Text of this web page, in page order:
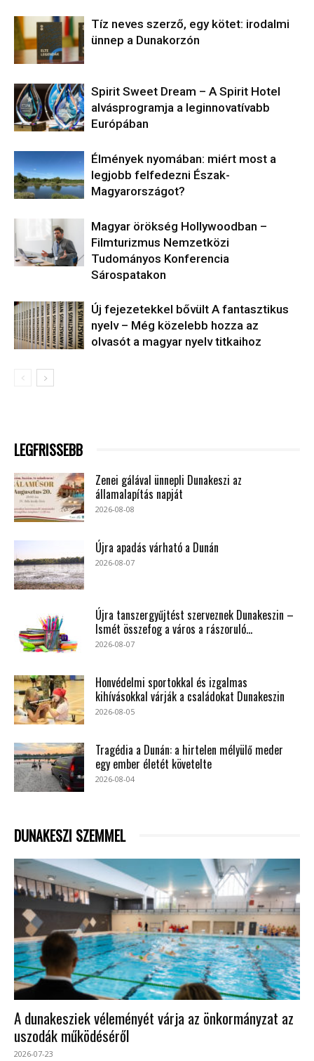
Tíz neves szerző, egy kötet: irodalmi
ünnep a Dunakorzón
​Spirit Sweet Dream – A Spirit Hotel
alvásprogramja a leginnovatívabb
Európában
Élmények nyomában: miért most a
legjobb felfedezni Észak-
Magyarországot?
Magyar örökség Hollywoodban –
Filmturizmus Nemzetközi
Tudományos Konferencia
Sárospatakon
Új fejezetekkel bővült A fantasztikus
nyelv – Még közelebb hozza az
olvasót a magyar nyelv titkaihoz
LEGFRISSEBB
Zenei gálával ünnepli Dunakeszi az
államalapítás napját
2026-08-08
Újra apadás várható a Dunán
2026-08-07
Újra tanszergyűjtést szerveznek Dunakeszin –
Ismét összefog a város a rászoruló...
2026-08-07
Honvédelmi sportokkal és izgalmas
kihívásokkal várják a családokat Dunakeszin
2026-08-05
Tragédia a Dunán: a hirtelen mélyülő meder
egy ember életét követelte
2026-08-04
DUNAKESZI SZEMMEL
A dunakesziek véleményét várja az önkormányzat az
uszodák működéséről
2026-07-23